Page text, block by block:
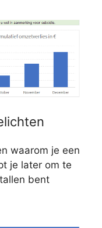
waarom je een
je later om te
bent